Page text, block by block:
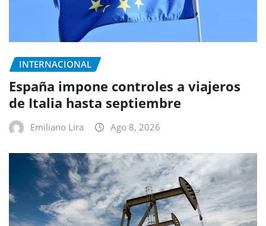
INTERNACIONAL
España impone controles a viajeros
de Italia hasta septiembre
Emiliano Lira Ago 8, 2026